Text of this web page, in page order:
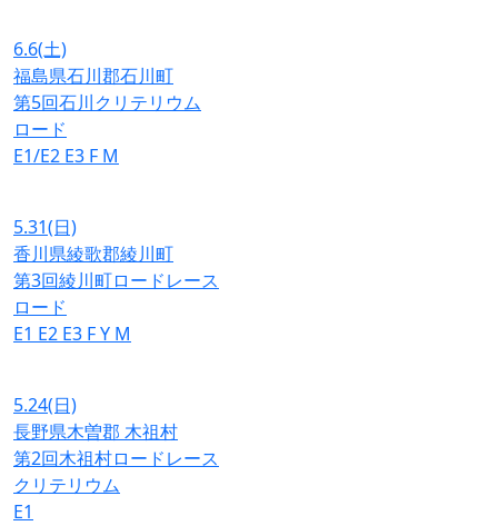
6.6(土)
福島県石川郡石川町
第5回石川クリテリウム
ロード
E1/E2 E3 F M
5.31(日)
香川県綾歌郡綾川町
第3回綾川町ロードレース
ロード
E1 E2 E3 FY M
5.24(日)
長野県木曽郡 木祖村
第2回木祖村ロードレース
クリテリウム
E1